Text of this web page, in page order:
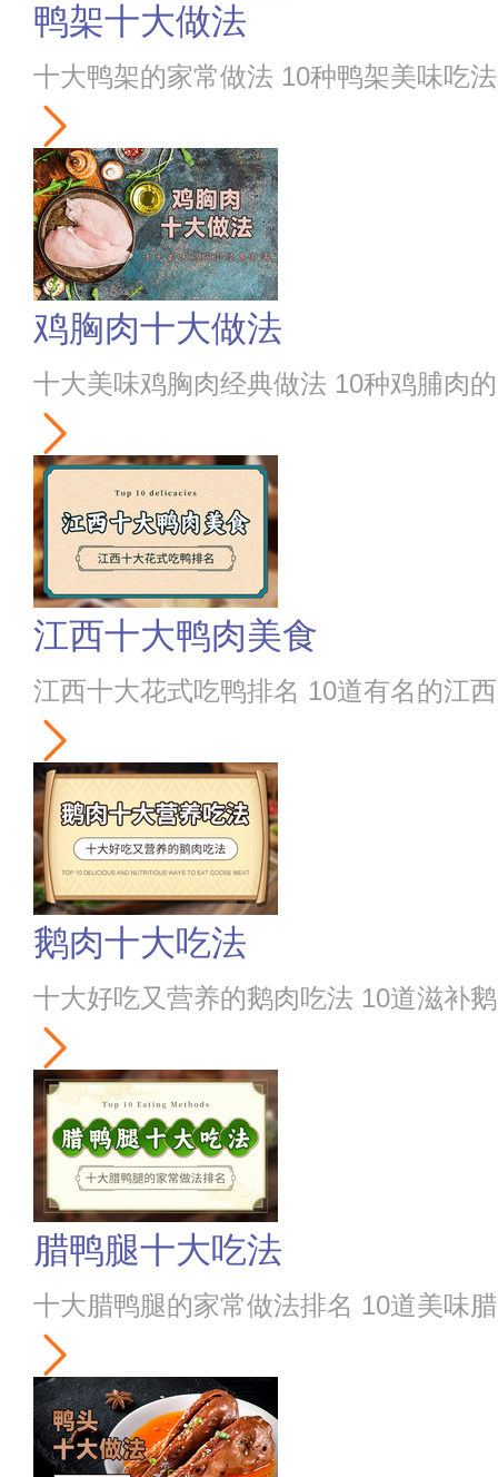
鸭架十大做法
十大鸭架的家常做法 10种鸭架美味吃
鸡胸肉十大做法
十大美味鸡胸肉经典做法 10种鸡脯肉
江西十大鸭肉美食
江西十大花式吃鸭排名 10道有名的江
鹅肉十大吃法
十大好吃又营养的鹅肉吃法 10道滋补
腊鸭腿十大吃法
十大腊鸭腿的家常做法排名 10道美味